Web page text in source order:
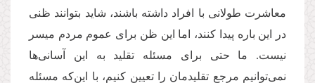
معاشرت طولانی با افراد داشته باشند، شاید بتوانند ظنی
در این باره پیدا کنند، اما این ظن برای عموم مردم میسر
نیست. ما حتی برای مسئله تقلید به این آسانی‌ها
نمی‌توانیم مرجع تقلیدمان را تعیین کنیم، با این‌که مسئله